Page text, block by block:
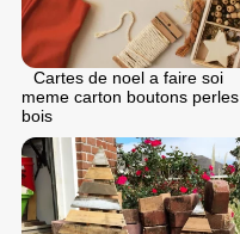
Cartes de noel a faire soi
meme carton boutons perles
bois